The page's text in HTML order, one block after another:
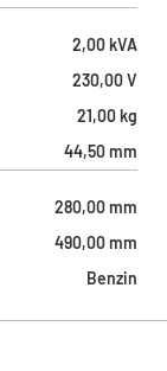
2,00 kVA
230,00 V
21,00 kg
44,50 mm
280,00 mm
490,00 mm
Benzin